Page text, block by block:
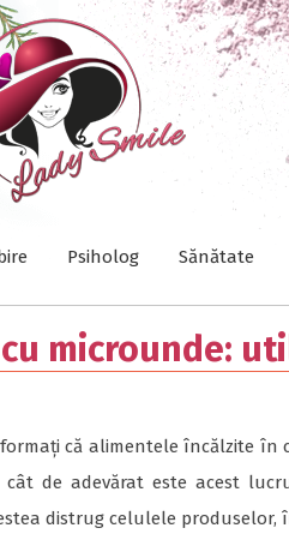
Psiholog Sănătate
microunde:
că alimentele încălzite
cât de adevărat este acest
distrug celulele produselor,